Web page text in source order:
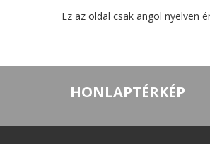
Ez az oldal csak angol nyelven
HONLAPTÉRKÉP